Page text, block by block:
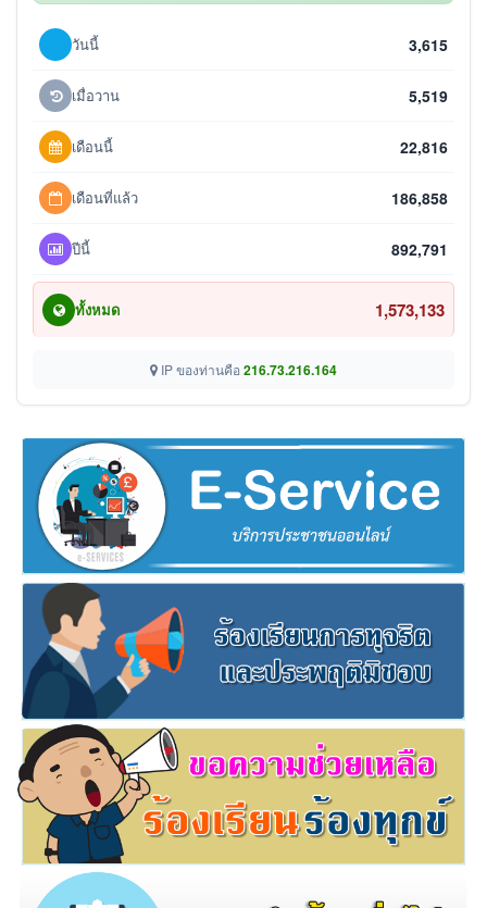
วันนี้ 3,615
เมื่อวาน 5,519
เดือนนี้ 22,816
เดือนที่แล้ว 186,858
ปีนี้ 892,791
ทั้งหมด 1,573,133
IP ของท่านคือ 216.73.216.164